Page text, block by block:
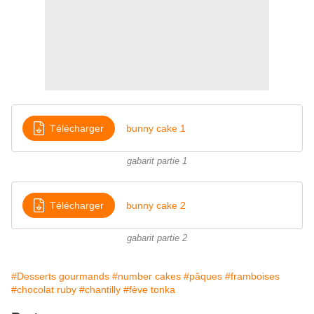
Télécharger bunny cake 1
gabarit partie 1
Télécharger bunny cake 2
gabarit partie 2
#Desserts gourmands #number cakes #pâques #framboises
#chocolat ruby #chantilly #fève tonka